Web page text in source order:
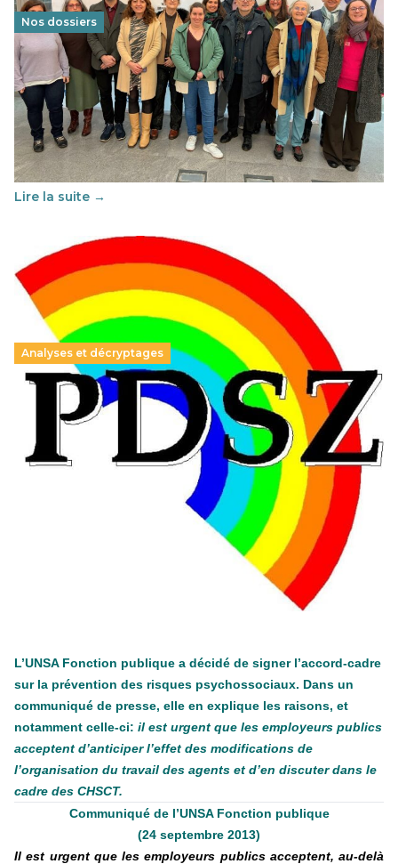
Nos dossiers
Éducation au vivre-ensemble : un échange croisé
franco-espagnol pour changer d’approche
29 juin 2026-National
Cette année, l'UNSA Éducation a mené un projet Erasmus
soutenu par l'union Européenne et centré sur l'éducation
au vivre-ensemble : quelles différences entre la France…
Lire la suite →
Analyses et décryptages
Hongrie : du changement pour les politiques
éducatives, aussi !
25 juin 2026
En Hongrie, le conservateur Peter Magyar et son parti
Tisza "Respect et liberté" ont remporté une large victoire,
contre le premier ministre sortant, Viktor Orban,…
L’UNSA Fonction publique a décidé de signer l’accord-cadre
sur la prévention des risques psychossociaux. Dans un
communiqué de presse, elle en explique les raisons, et
notamment celle-ci: il est urgent que les employeurs publics
acceptent d’anticiper l’effet des modifications de
l’organisation du travail des agents et d’en discuter dans le
cadre des CHSCT.
Communiqué de l’UNSA Fonction publique
(24 septembre 2013)
Il est urgent que les employeurs publics acceptent, au-delà